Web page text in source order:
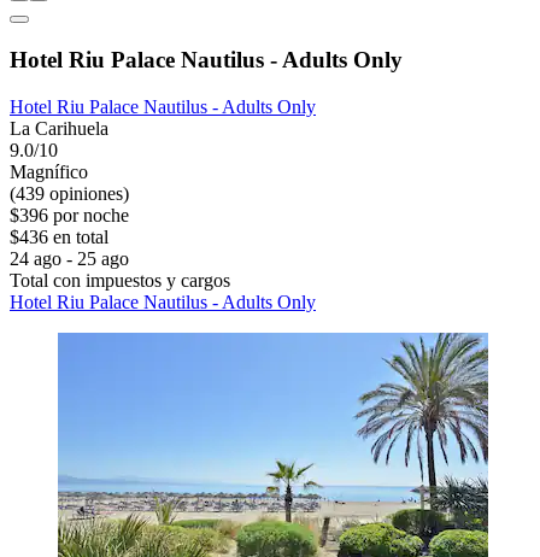
Hotel Riu Palace Nautilus - Adults Only
Hotel Riu Palace Nautilus - Adults Only
La Carihuela
9.0/10
Magnífico
(439 opiniones)
$396 por noche
$436 en total
24 ago - 25 ago
Total con impuestos y cargos
Hotel Riu Palace Nautilus - Adults Only